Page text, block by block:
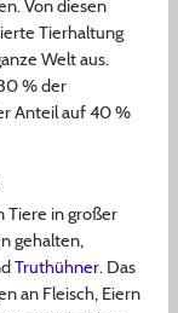
Von diesen
Tierhaltung
Welt aus.
% der
Anteil auf 40 %
Tiere in großer
gehalten,
Truthühner. Das
an Fleisch, Eiern